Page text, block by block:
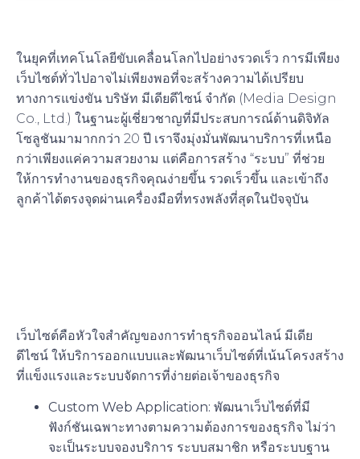
ในยุคที่เทคโนโลยีขับเคลื่อนโลกไปอย่างรวดเร็ว การมีเพียง
เว็บไซต์ทั่วไปอาจไม่เพียงพอที่จะสร้างความได้เปรียบ
ทางการแข่งขัน บริษัท มีเดียดีไซน์ จำกัด (Media Design
Co., Ltd.) ในฐานะผู้เชี่ยวชาญที่มีประสบการณ์ด้านดิจิทัล
โซลูชันมามากกว่า 20 ปี เราจึงมุ่งมั่นพัฒนาบริการที่เหนือ
กว่าเพียงแค่ความสวยงาม แต่คือการสร้าง “ระบบ” ที่ช่วย
ให้การทำงานของธุรกิจคุณง่ายขึ้น รวดเร็วขึ้น และเข้าถึง
ลูกค้าได้ตรงจุดผ่านเครื่องมือที่ทรงพลังที่สุดในปัจจุบัน
เว็บไซต์คือหัวใจสำคัญของการทำธุรกิจออนไลน์ มีเดีย
ดีไซน์ ให้บริการออกแบบและพัฒนาเว็บไซต์ที่เน้นโครงสร้าง
ที่แข็งแรงและระบบจัดการที่ง่ายต่อเจ้าของธุรกิจ
Custom Web Application: พัฒนาเว็บไซต์ที่มี
ฟังก์ชันเฉพาะทางตามความต้องการของธุรกิจ ไม่ว่า
จะเป็นระบบจองบริการ ระบบสมาชิก หรือระบบฐาน